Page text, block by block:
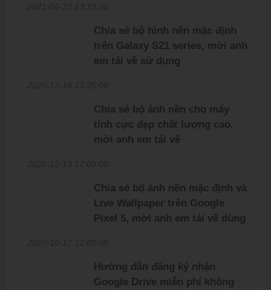
Chia sẻ bộ hình nền mặc định
trên Galaxy S21 series, mời anh
em tải về sử dụng
Chia sẻ bộ ảnh nền cho máy
tính cực đẹp chất lượng cao,
mời anh em tải về
Chia sẻ bộ ảnh nền mặc định và
Live Wallpaper trên Google
Pixel 5, mời anh em tải về dùng
Hướng dẫn đăng ký nhận
Google Drive miễn phí không